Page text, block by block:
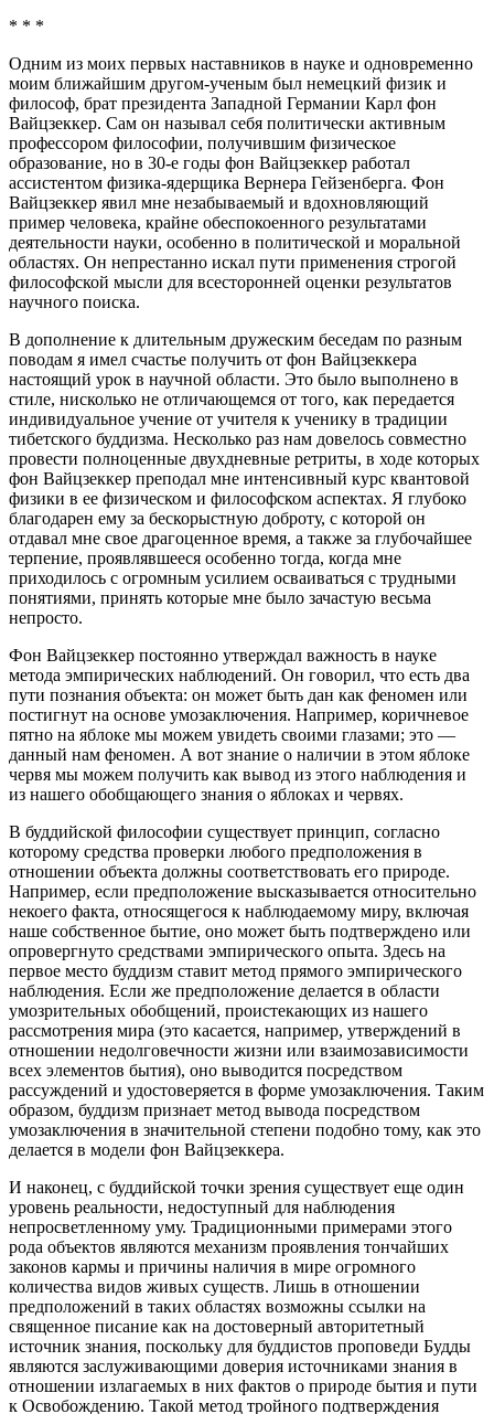
* * *
Одним из моих первых наставников в науке и одновременно
моим ближайшим другом-ученым был немецкий физик и
философ, брат президента Западной Германии Карл фон
Вайцзеккер. Сам он называл себя политически активным
профессором философии, получившим физическое
образование, но в 30-е годы фон Вайцзеккер работал
ассистентом физика-ядерщика Вернера Гейзенберга. Фон
Вайцзеккер явил мне незабываемый и вдохновляющий
пример человека, крайне обеспокоенного результатами
деятельности науки, особенно в политической и моральной
областях. Он непрестанно искал пути применения строгой
философской мысли для всесторонней оценки результатов
научного поиска.
В дополнение к длительным дружеским беседам по разным
поводам я имел счастье получить от фон Вайцзеккера
настоящий урок в научной области. Это было выполнено в
стиле, нисколько не отличающемся от того, как передается
индивидуальное учение от учителя к ученику в традиции
тибетского буддизма. Несколько раз нам довелось совместно
провести полноценные двухдневные ретриты, в ходе которых
фон Вайцзеккер преподал мне интенсивный курс квантовой
физики в ее физическом и философском аспектах. Я глубоко
благодарен ему за бескорыстную доброту, с которой он
отдавал мне свое драгоценное время, а также за глубочайшее
терпение, проявлявшееся особенно тогда, когда мне
приходилось с огромным усилием осваиваться с трудными
понятиями, принять которые мне было зачастую весьма
непросто.
Фон Вайцзеккер постоянно утверждал важность в науке
метода эмпирических наблюдений. Он говорил, что есть два
пути познания объекта: он может быть дан как феномен или
постигнут на основе умозаключения. Например, коричневое
пятно на яблоке мы можем увидеть своими глазами; это —
данный нам феномен. А вот знание о наличии в этом яблоке
червя мы можем получить как вывод из этого наблюдения и
из нашего обобщающего знания о яблоках и червях.
В буддийской философии существует принцип, согласно
которому средства проверки любого предположения в
отношении объекта должны соответствовать его природе.
Например, если предположение высказывается относительно
некоего факта, относящегося к наблюдаемому миру, включая
наше собственное бытие, оно может быть подтверждено или
опровергнуто средствами эмпирического опыта. Здесь на
первое место буддизм ставит метод прямого эмпирического
наблюдения. Если же предположение делается в области
умозрительных обобщений, проистекающих из нашего
рассмотрения мира (это касается, например, утверждений в
отношении недолговечности жизни или взаимозависимости
всех элементов бытия), оно выводится посредством
рассуждений и удостоверяется в форме умозаключения. Таким
образом, буддизм признает метод вывода посредством
умозаключения в значительной степени подобно тому, как это
делается в модели фон Вайцзеккера.
И наконец, с буддийской точки зрения существует еще один
уровень реальности, недоступный для наблюдения
непросветленному уму. Традиционными примерами этого
рода объектов являются механизм проявления тончайших
законов кармы и причины наличия в мире огромного
количества видов живых существ. Лишь в отношении
предположений в таких областях возможны ссылки на
священное писание как на достоверный авторитетный
источник знания, поскольку для буддистов проповеди Будды
являются заслуживающими доверия источниками знания в
отношении излагаемых в них фактов о природе бытия и пути
к Освобождению. Такой метод тройного подтверждения